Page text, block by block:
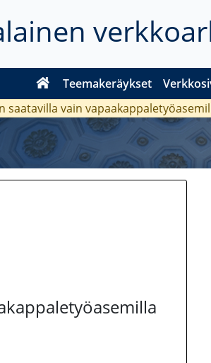
Teemakeräykset
saatavilla vain